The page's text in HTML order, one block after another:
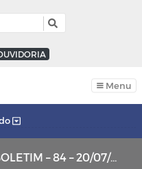
Menu
– 84 – 20/07/2020 – 15h40